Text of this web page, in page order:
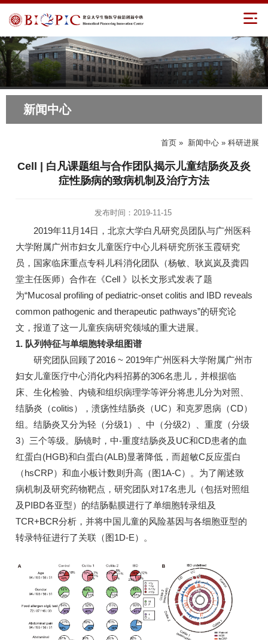
新闻中心
首页 » 新闻中心 » 科研进展
Cell | 白凡课题组与合作团队揭示儿童结肠炎及炎
症性肠病的致病机制及治疗方法
发布时间：2019-11-15
2019年11月14日，北京大学白凡研究员团队与广州医科
大学附属广州市妇女儿童医疗中心儿科研究所张玉霞研究
员，国家临床重点专科儿科消化团队（杨敏、耿岚岚及龚四
堂主任医师）合作在《Cell 》以长文形式发表了题
为“Mucosal profiling of pediatric-onset colitis and IBD reveals
common pathogenic and therapeutic pathways”的研究论
文，报道了这一儿童疾病研究领域的重大进展。
1. 队列特征与单细胞转录组图谱
研究团队回顾了2016 ~ 2019年广州医科大学附属广州市
妇女儿童医疗中心消化内科招募的306名患儿，并根据临
床、生化检验、内镜和组织病理学等评分将患儿分为对照、
结肠炎（colitis），溃疡性结肠炎（UC）和克罗恩病（CD）
组。结肠炎又分为轻（分级1）、中（分级2）、重度（分级
3）三个等级。肠镜时，中-重度结肠炎及UC和CD患者的血
红蛋白(HGB)和白蛋白(ALB)显著降低，而超敏C反应蛋白
（hsCRP）和血小板计数则升高（图1A-C）。为了阐述致
病机制及研究药物靶点，研究团队对17名患儿（包括对照组
及PIBD各亚型）的结肠黏膜进行了单细胞转录组及
TCR+BCR分析，并将中国儿童的风险基因与各细胞亚型的
转录特征进行了关联（图1D-E）。